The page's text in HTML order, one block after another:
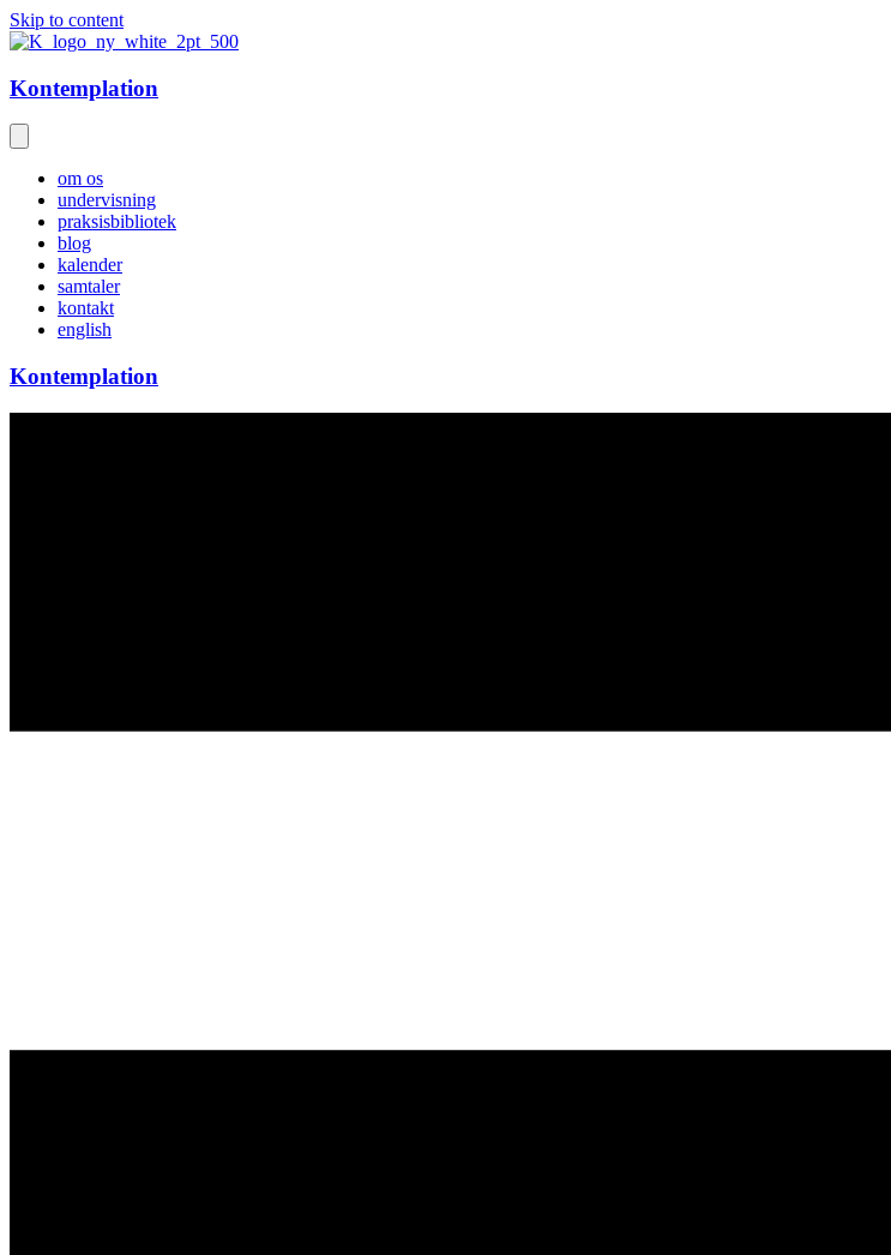
Skip to content
Kontemplation
om os
undervisning
praksisbibliotek
blog
kalender
samtaler
kontakt
english
Kontemplation